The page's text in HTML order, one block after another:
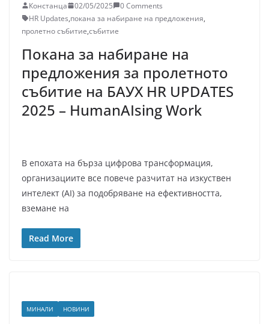
Констанца 02/05/2025
0 Comments
HR Updates,покана за набиране на предложения,
пролетно събитие,събитие
Покана за набиране на
предложения за пролетното
събитие на БАУХ HR UPDATES
2025 – HumanAIsing Work
В епохата на бърза цифрова трансформация,
организациите все повече разчитат на изкуствен
интелект (AI) за подобряване на ефективността,
вземане на
Read More
МИНАЛИ НОВИНИ